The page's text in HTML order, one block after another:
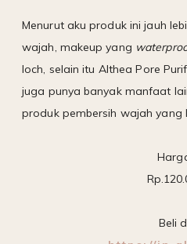
Menurut aku produk ini jauh
wajah, makeup yang
loch, selain itu Althea Pore
juga punya banyak manfaat
produk pembersih wajah yang
Beli